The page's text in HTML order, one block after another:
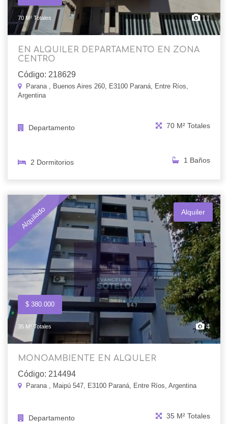
70 M² Totales 11
EN ALQUILER DEPARTAMENTO EN ZONA
CENTRO
Código: 218629
Parana , Buenos Aires 260, E3100 Paraná, Entre Ríos,
Argentina
Departamento 70 M² Totales
2 Dormitorios 1 Baños
Alquilado Alquiler
$ 380.000
35 M² Totales 4
MONOAMBIENTE EN ALQULER
Código: 214494
Parana , Maipú 547, E3100 Paraná, Entre Ríos, Argentina
Departamento 35 M² Totales